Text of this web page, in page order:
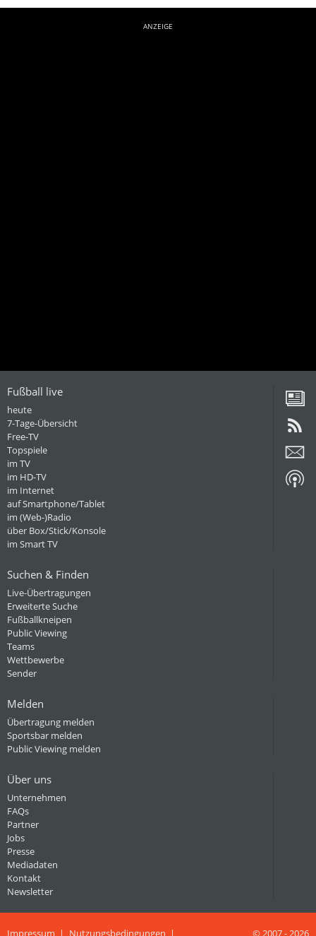
ANZEIGE
Fußball live
heute
7-Tage-Übersicht
Free-TV
Topspiele
im TV
im HD-TV
im Internet
auf Smartphone/Tablet
im (Web-)Radio
über Box/Stick/Konsole
im Smart TV
Suchen & Finden
Live-Übertragungen
Erweiterte Suche
Fußballkneipen
Public Viewing
Teams
Wettbewerbe
Sender
Melden
Übertragung melden
Sportsbar melden
Public Viewing melden
Über uns
Unternehmen
FAQs
Partner
Jobs
Presse
Mediadaten
Kontakt
Newsletter
Impressum Nutzungsbedingungen © 2007 - 2026